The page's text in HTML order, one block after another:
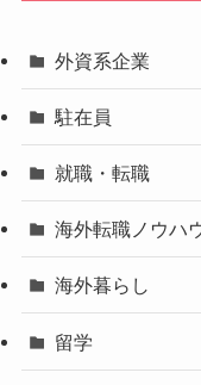
外資系企業
駐在員
就職・転職
海外転職ノウハ
海外暮らし
留学